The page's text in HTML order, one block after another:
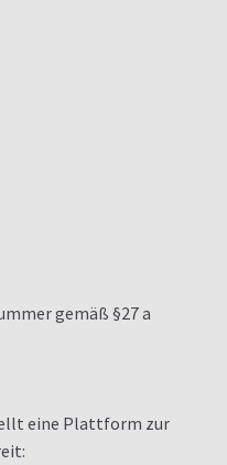
gemäß §27 a
eine Plattform zur